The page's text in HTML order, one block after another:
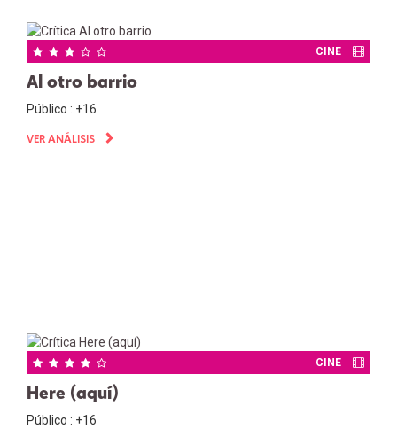
CINE
Al otro barrio
Público : +16
VER ANÁLISIS
CINE
Here (aquí)
Público : +16